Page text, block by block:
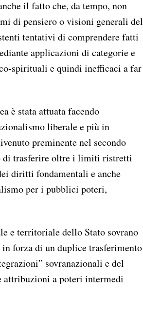
il fatto che, da tempo, non
di pensiero o visioni generali del
tentativi di comprendere fatti
applicazioni di categorie e
spirituali e quindi inefficaci a far
è stata attuata facendo
liberale e più in
preminente nel secondo
di trasferire oltre i limiti ristretti
diritti fondamentali e anche
per i pubblici poteri,
e territoriale dello Stato sovrano
forza di un duplice trasferimento
sovranazionali e del
attribuzioni a poteri intermedi